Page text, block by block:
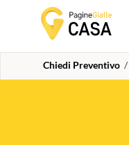
Chiedi Preventivo